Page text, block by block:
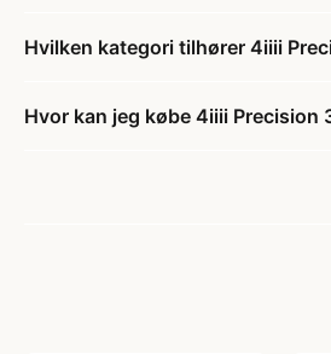
Hvilken kategori tilhører 4iiii
Hvor kan jeg købe 4iiii Precision